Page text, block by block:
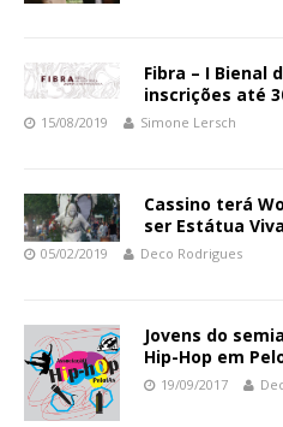
Fibra – I Bienal
inscrições até
15/08/2019 Simone Lersch
Cassino terá
ser Estátua Viva
05/02/2019 Deco Rodrigues
Jovens do
Hip-Hop em
19/09/2017